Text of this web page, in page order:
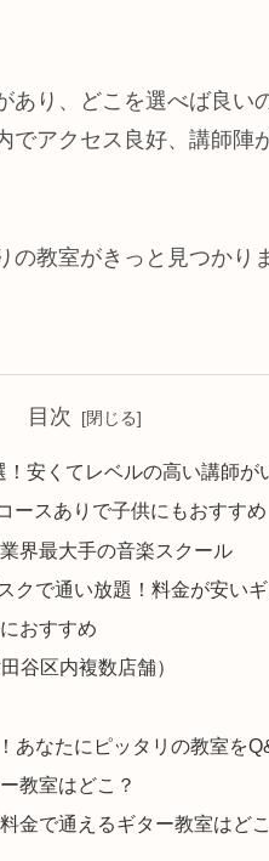
あり、どこを選べば良い
でアクセス良好、講師陣
教室がきっと見つかり
目次
安くてレベルの高い講師が
ースありで子供にもおすすめ
界最大手の音楽スクール
クで通い放題！料金が安い
おすすめ
谷区内複数店舗）
あなたにピッタリの教室を
教室はどこ？
金で通えるギター教室はど